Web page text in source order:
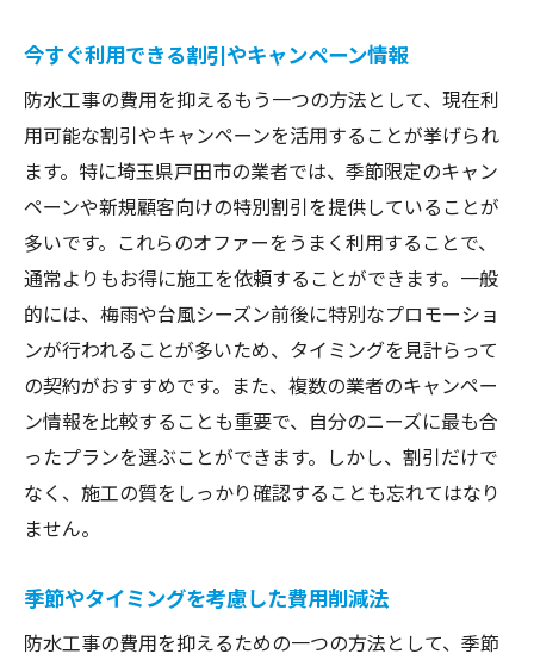
今すぐ利用できる割引やキャンペーン情報
防水工事の費用を抑えるもう一つの方法として、現在利
用可能な割引やキャンペーンを活用することが挙げられ
ます。特に埼玉県戸田市の業者では、季節限定のキャン
ペーンや新規顧客向けの特別割引を提供していることが
多いです。これらのオファーをうまく利用することで、
通常よりもお得に施工を依頼することができます。一般
的には、梅雨や台風シーズン前後に特別なプロモーショ
ンが行われることが多いため、タイミングを見計らって
の契約がおすすめです。また、複数の業者のキャンペー
ン情報を比較することも重要で、自分のニーズに最も合
ったプランを選ぶことができます。しかし、割引だけで
なく、施工の質をしっかり確認することも忘れてはなり
ません。
季節やタイミングを考慮した費用削減法
防水工事の費用を抑えるための一つの方法として、季節